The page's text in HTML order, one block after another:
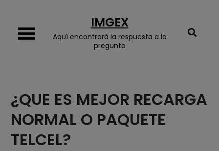
content
IMGEX
Aquí encontrará la respuesta a la
pregunta
¿QUE ES MEJOR RECARGA
NORMAL O PAQUETE
TELCEL?